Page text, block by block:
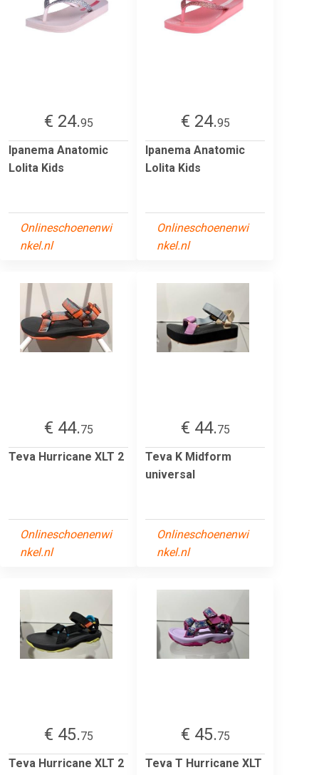
€ 24.95
Ipanema Anatomic
Lolita Kids
Onlineschoenenwi
nkel.nl
€ 24.95
Ipanema Anatomic
Lolita Kids
Onlineschoenenwi
nkel.nl
€ 44.75
Teva Hurricane XLT 2
Onlineschoenenwi
nkel.nl
€ 44.75
Teva K Midform
universal
Onlineschoenenwi
nkel.nl
€ 45.75
Teva Hurricane XLT 2
€ 45.75
Teva T Hurricane XLT